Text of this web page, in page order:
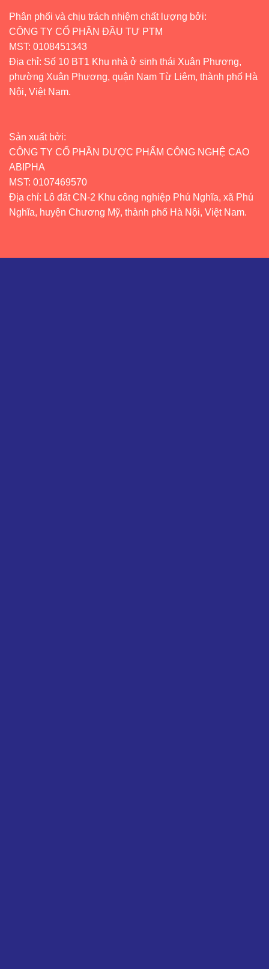
Phân phối và chịu trách nhiệm chất lượng bởi:
CÔNG TY CỔ PHẦN ĐẦU TƯ PTM
MST: 0108451343
Địa chỉ: Số 10 BT1 Khu nhà ở sinh thái Xuân Phương,
phường Xuân Phương, quận Nam Từ Liêm, thành phố Hà
Nội, Việt Nam.
Sản xuất bởi:
CÔNG TY CỔ PHẦN DƯỢC PHẨM CÔNG NGHỆ CAO
ABIPHA
MST: 0107469570
Địa chỉ: Lô đất CN-2 Khu công nghiệp Phú Nghĩa, xã Phú
Nghĩa, huyện Chương Mỹ, thành phố Hà Nội, Việt Nam.